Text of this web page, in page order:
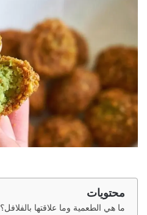
محتويات
ما هي الطعمية وما علاقتها بالفلافل؟